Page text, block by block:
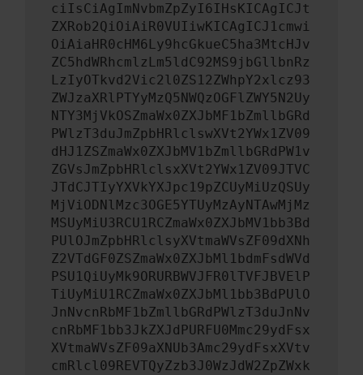
ciIsCiAgImNvbmZpZyI6IHsKICAgICJt
ZXRob2QiOiAiR0VUIiwKICAgICJ1cmwi
OiAiaHR0cHM6Ly9hcGkueC5ha3MtcHJv
ZC5hdWRhcmlzLm5ldC92MS9jbGllbnRz
LzIyOTkvd2Vic2l0ZS12ZWhpY2xlcz93
ZWJzaXRlPTYyMzQ5NWQzOGFlZWY5N2Uy
NTY3MjVkOSZmaWx0ZXJbMF1bZmllbGRd
PWlzT3duJmZpbHRlclswXVt2YWx1ZV09
dHJ1ZSZmaWx0ZXJbMV1bZmllbGRdPW1v
ZGVsJmZpbHRlclsxXVt2YWx1ZV09JTVC
JTdCJTIyYXVkYXJpc19pZCUyMiUzQSUy
MjViODNlMzc3OGE5YTUyMzAyNTAwMjMz
MSUyMiU3RCU1RCZmaWx0ZXJbMV1bb3Bd
PUlOJmZpbHRlclsyXVtmaWVsZF09dXNh
Z2VTdGF0ZSZmaWx0ZXJbMl1bdmFsdWVd
PSU1QiUyMk9ORURBWVJFR0lTVFJBVElP
TiUyMiU1RCZmaWx0ZXJbMl1bb3BdPUlO
JnNvcnRbMF1bZmllbGRdPWlzT3duJnNv
cnRbMF1bb3JkZXJdPURFU0Mmc29ydFsx
XVtmaWVsZF09aXNUb3Amc29ydFsxXVtv
cmRlcl09REVTQyZzb3J0WzJdW2ZpZWxk